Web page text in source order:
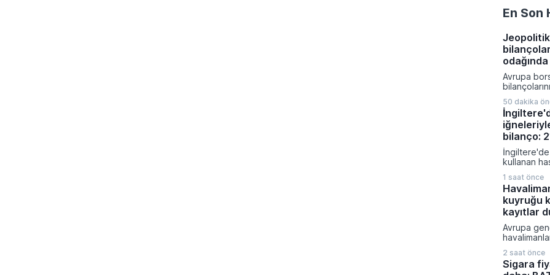
En Son
odağında
Avrupa
bölge
veriler ve
Almanya'da
siparişleri
artış
verileri
zayıflığı
50 dakika
bilanço:
İngiltere'de
kullanan
sağlık
geçirdi.
gibi
uzmanlar
konusunda
uyarılarını
1 saat önce
kuyruğu
kayıtlar
Avrupa
biyometrik
2 saat önce
Sigara